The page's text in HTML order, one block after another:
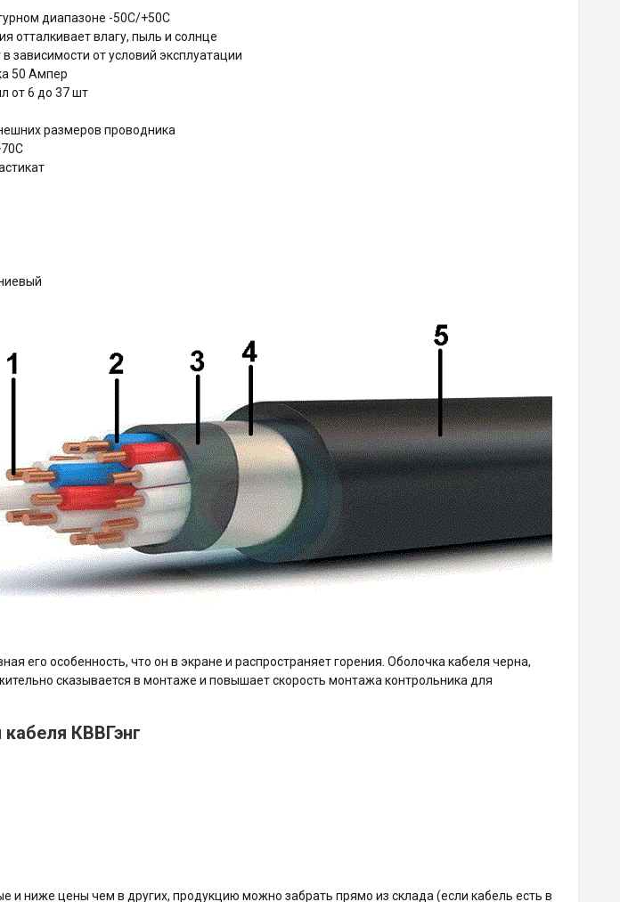
диапазоне -50С/+50С
отталкивает влагу, пыль и солнце
зависимости от условий эксплуатации
50 Ампер
от 6 до 37 шт
размеров проводника
его особенность, что он в экране и распространяет горения. Оболочка кабеля черна,
сказывается в монтаже и повышает скорость монтажа контрольника для
КВВГэнг
и ниже цены чем в других, продукцию можно забрать прямо из склада (если кабель есть в